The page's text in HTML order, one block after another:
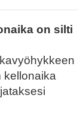
on silti
kellonaika